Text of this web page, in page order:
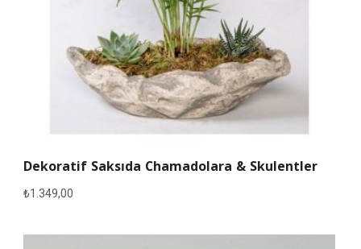
Dekoratif Saksıda Chamadolara & Skulentler
₺1.349,00